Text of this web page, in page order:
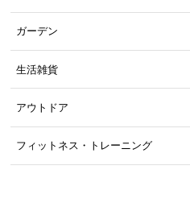
ガーデン
生活雑貨
アウトドア
フィットネス・トレーニング